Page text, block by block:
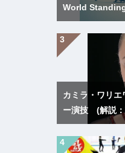
World
カミラ・ワリ
ー演技 (解説